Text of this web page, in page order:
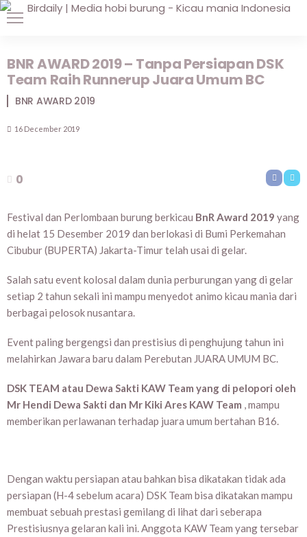
BNR AWARD 2019 – Tanpa Persiapan DSK
Team Raih Runnerup Juara Umum BC
BNR AWARD 2019
16 December 2019
0
Festival dan Perlombaan burung berkicau BnR Award 2019 yang
di helat 15 Desember 2019 dan berlokasi di Bumi Perkemahan
Cibubur (BUPERTA) Jakarta-Timur telah usai di gelar.
Salah satu event kolosal dalam dunia perburungan yang di gelar
setiap 2 tahun sekali ini mampu menyedot animo kicau mania dari
berbagai pelosok nusantara.
Event paling bergengsi dan prestisius di penghujung tahun ini
melahirkan Jawara baru dalam Perebutan JUARA UMUM BC.
DSK TEAM atau Dewa Sakti KAW Team yang di pelopori oleh
Mr Hendi Dewa Sakti dan Mr Kiki Ares KAW Team , mampu
memberikan perlawanan terhadap juara umum bertahan B16.
Dengan waktu persiapan atau bahkan bisa dikatakan tidak ada
persiapan (H-4 sebelum acara) DSK Team bisa dikatakan mampu
membuat sebuah prestasi gemilang di lihat dari seberapa
Prestisiusnya gelaran kali ini. Anggota KAW Team yang tersebar